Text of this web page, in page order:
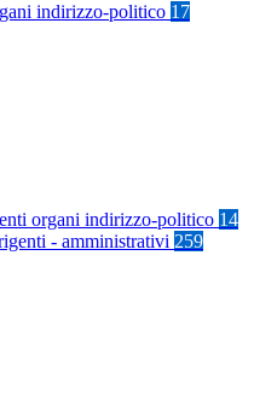
indirizzo-politico 17
organi indirizzo-politico 14
- amministrativi 259